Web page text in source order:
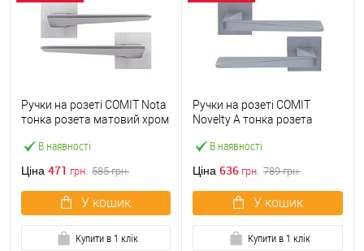
В наявності
Ручки на розеті COMIT Nota
тонка розета матовий хром
Ціна 471 грн. 585грн.
У кошик
Купити в 1 клік
В наявності
Ручки на розеті COMIT
Novelty A тонка розета
Ціна 636 грн. 789грн.
У кошик
Купити в 1 клік